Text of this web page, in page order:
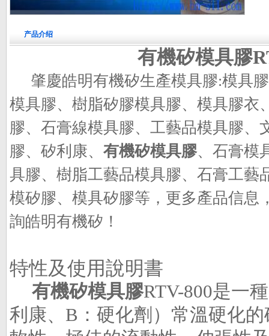
产品介绍
有機矽模具膠
肇慶皓明有機矽生產模具膠:模具
模具膠、樹脂矽膠模具膠、模具膠衣
膠、石膏線模具膠、工藝品模具膠、
膠、矽利康、 有機矽模具膠、石膏模
具膠、樹脂工藝品模具膠、石膏工藝
模矽膠、模具矽膠等，更多產品信息
詢皓明有機矽！
特性及使用說明書
有機矽模具膠RTV-800是一
利康、 B ：硬化劑）常溫硬化